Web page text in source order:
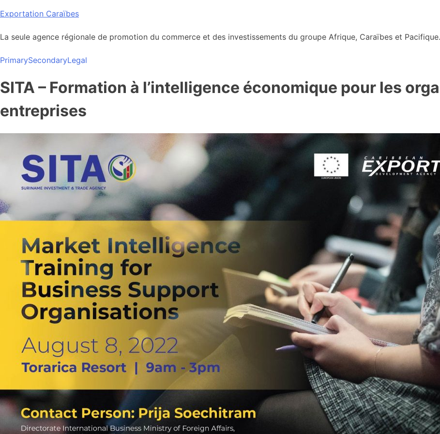
Skip
content
Exportation Caraïbes
La seule agence régionale de promotion du commerce et des investissements du groupe Afrique, Caraïbes et Pacifique.
PrimarySecondaryLegal
SITA – Formation à l’intelligence économique pour les
entreprises